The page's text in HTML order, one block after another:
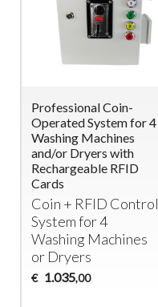
Professional Coin-
Operated System for 4
Washing Machines
and/or Dryers with
Rechargeable RFID
Cards
Coin + RFID Control
System for 4
Washing Machines
or Dryers
€ 1.035,00